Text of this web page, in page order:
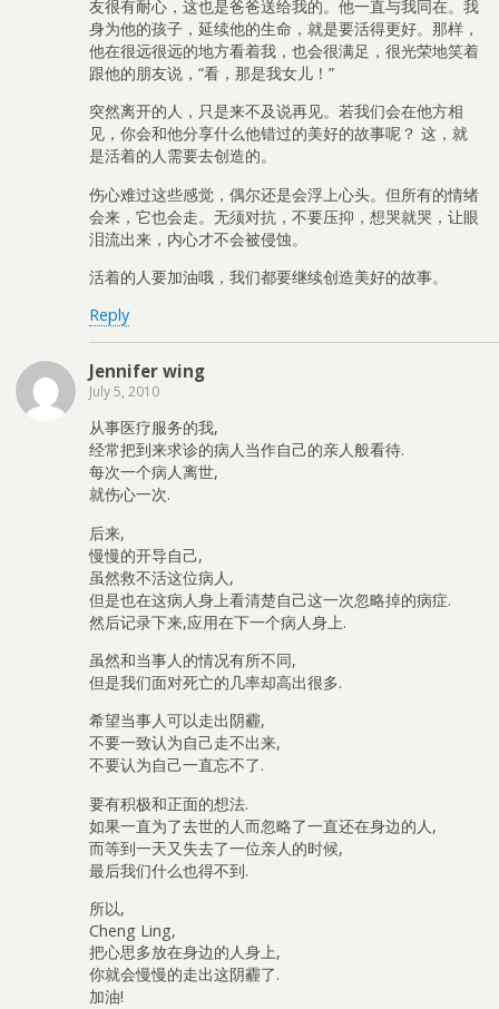
友很有耐心，这也是爸爸送给我的。他一直与我同在。我
身为他的孩子，延续他的生命，就是要活得更好。那样，
他在很远很远的地方看着我，也会很满足，很光荣地笑着
跟他的朋友说，“看，那是我女儿！”
突然离开的人，只是来不及说再见。若我们会在他方相
见，你会和他分享什么他错过的美好的故事呢？ 这，就
是活着的人需要去创造的。
伤心难过这些感觉，偶尔还是会浮上心头。但所有的情绪
会来，它也会走。无须对抗，不要压抑，想哭就哭，让眼
泪流出来，内心才不会被侵蚀。
活着的人要加油哦，我们都要继续创造美好的故事。
Reply
Jennifer wing
July 5, 2010
从事医疗服务的我,
经常把到来求诊的病人当作自己的亲人般看待.
每次一个病人离世,
就伤心一次.
后来,
慢慢的开导自己,
虽然救不活这位病人,
但是也在这病人身上看清楚自己这一次忽略掉的病症.
然后记录下来,应用在下一个病人身上.
虽然和当事人的情况有所不同,
但是我们面对死亡的几率却高出很多.
希望当事人可以走出阴霾,
不要一致认为自己走不出来,
不要认为自己一直忘不了.
要有积极和正面的想法.
如果一直为了去世的人而忽略了一直还在身边的人,
而等到一天又失去了一位亲人的时候,
最后我们什么也得不到.
所以,
Cheng Ling,
把心思多放在身边的人身上,
你就会慢慢的走出这阴霾了.
加油!